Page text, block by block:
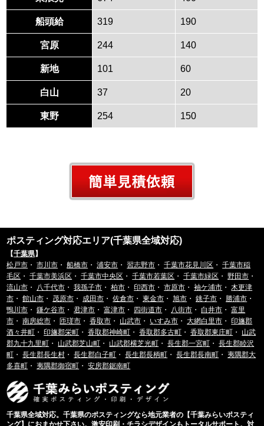
船頭給 319 190
宮原 244 140
新地 101 60
白山 37 20
東野 254 150
ポスティング対応エリア(千葉県全域対応)
【千葉県】
松戸市 ・市川市 ・船橋市 ・浦安市 ・習志野市 ・千葉市花見川区 ・千葉市稲
毛区 ・千葉市美浜区 ・千葉市中央区 ・千葉市若葉区 ・千葉市緑区 ・野田市 ・
流山市 ・ 八千代市 ・我孫子市 ・柏市 ・印西市 ・市原市 ・袖ケ浦市 ・木更津
市 ・館山市 ・ 茂原市 ・ 成田市 ・佐倉市 ・東金市 ・旭市 ・銚子市 ・ 勝浦市 ・
鴨川市 ・鎌ケ谷市 ・君津市 ・富津市 ・ 四街道市 ・ 八街市 ・白井市 ・富里
市 ・南房総市 ・ 匝瑳市 ・香取市 ・ 山武市 ・ いすみ市 ・大網白里市 ・印旛郡
酒々井町 ・印旛郡栄町 ・香取郡神崎町 ・香取郡多古町 ・香取郡東庄町 ・ 山武
郡九十九里町 ・ 山武郡芝山町 ・ 山武郡横芝光町 ・長生郡一宮町 ・長生郡睦沢
町 ・長生郡長生村 ・長生郡白子町 ・長生郡長柄町 ・長生郡長南町 ・夷隅郡大
多喜町 ・夷隅郡御宿町 ・安房郡鋸南町
千葉県全域対応。千葉県のポスティングなら地元業者の【千葉みらいポスティ
ング】におまかせ下さい。激安印刷・チラシデザインもトータルサポート。対